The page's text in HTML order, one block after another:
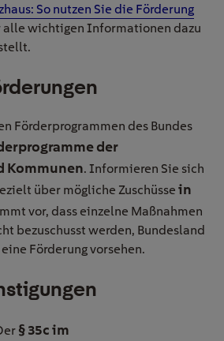
So nutzen Sie die Förderung
alle wichtigen Informationen dazu
Förderprogrammen des Bundes
der
Kommunen. Informieren Sie sich
über mögliche Zuschüsse in
vor, dass einzelne Maßnahmen
bezuschusst werden, Bundesland
Förderung vorsehen.
§ 35c im